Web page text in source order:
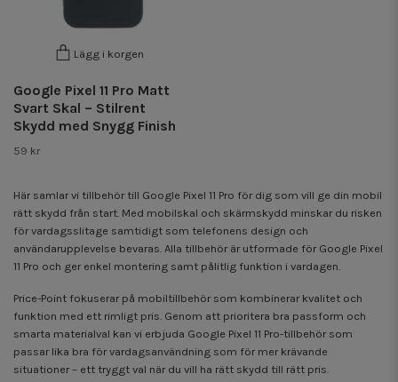
Lägg i korgen
Google Pixel 11 Pro Matt
Svart Skal – Stilrent
Skydd med Snygg Finish
59 kr
Här samlar vi tillbehör till Google Pixel 11 Pro för dig som vill ge din mobil
rätt skydd från start. Med mobilskal och skärmskydd minskar du risken
för vardagsslitage samtidigt som telefonens design och
användarupplevelse bevaras. Alla tillbehör är utformade för Google Pixel
11 Pro och ger enkel montering samt pålitlig funktion i vardagen.
Price-Point fokuserar på mobiltillbehör som kombinerar kvalitet och
funktion med ett rimligt pris. Genom att prioritera bra passform och
smarta materialval kan vi erbjuda Google Pixel 11 Pro-tillbehör som
passar lika bra för vardagsanvändning som för mer krävande
situationer – ett tryggt val när du vill ha rätt skydd till rätt pris.